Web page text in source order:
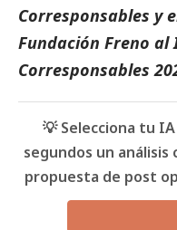
Corresponsables y
Fundación Freno al
Corresponsables
💡 Selecciona tu
segundos un
propuesta de post